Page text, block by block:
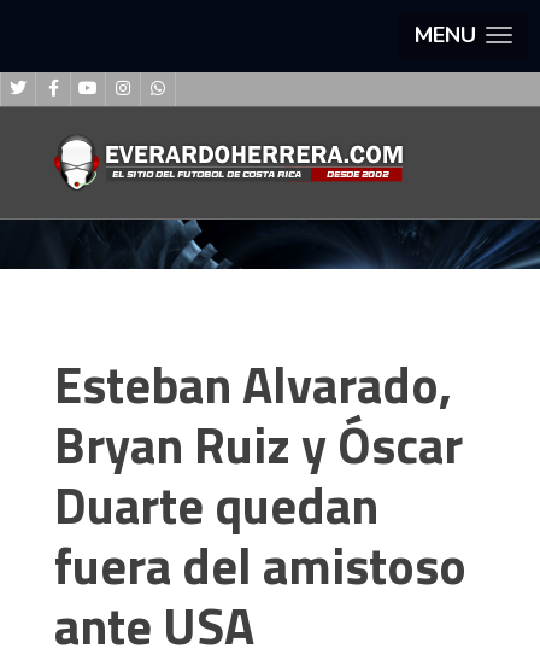
MENU
Esteban Alvarado,
Bryan Ruiz y Óscar
Duarte quedan
fuera del amistoso
ante USA